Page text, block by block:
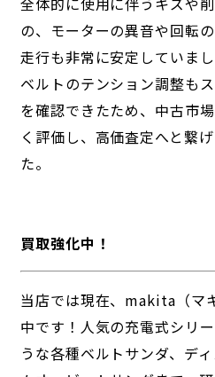
の、モーターの異音や回転
走行も非常に安定していま
ベルトのテンション調整も
を確認できたため、中古市
く評価し、高価査定へと繋
た。
買取強化中！
当店では現在、makita（マ
中です！人気の充電式シリ
うな各種ベルトサンダ、デ